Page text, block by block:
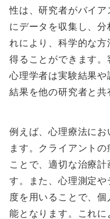
性は、研究者がバイ
にデータを収集し、
れにより、科学的な
得ることができます。
心理学者は実験結果
結果を他の研究者と共
例えば、心理療法に
ます。クライアント
ことで、適切な治療
す。また、心理測定
度を用いることで、
能となります。これ